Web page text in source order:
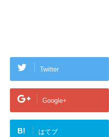
Twitter
Google+
B! はてブ